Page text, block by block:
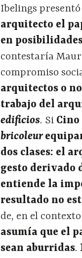
Ibelings
arquitecto el
en
contestaría
compromiso
arquitectos o
trabajo del
edificios. Si Cino
bricoleur
dos clases: el
gesto derivado
entiende la
resultado no
de, en el
asumía que el
sean aburridas.